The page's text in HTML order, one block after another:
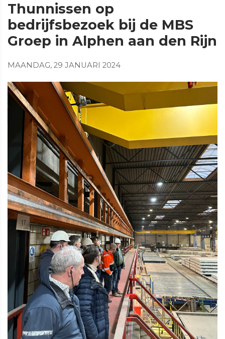
Thunnissen op
bedrijfsbezoek bij de MBS
Groep in Alphen aan den Rijn
MAANDAG, 29 JANUARI 2024